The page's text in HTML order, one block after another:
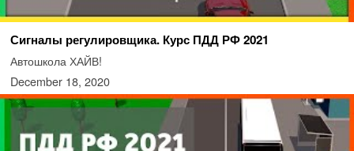
Сигналы регулировщика. Курс ПДД РФ 2021
Автошкола ХАЙВ!
December 18, 2020